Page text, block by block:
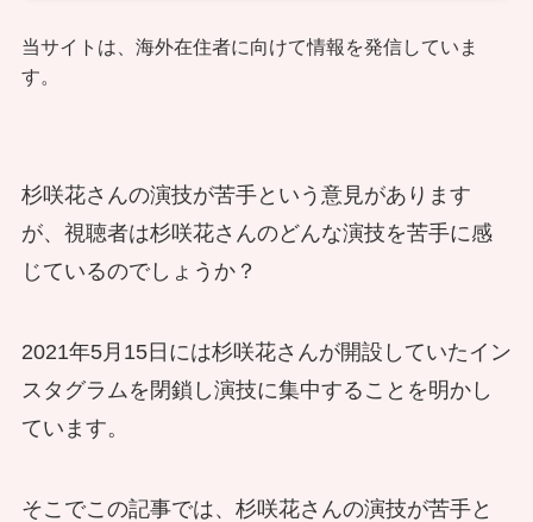
当サイトは、海外在住者に向けて情報を発信していま
す。
杉咲花さんの演技が苦手という意見があります
が、視聴者は杉咲花さんのどんな演技を苦手に感
じているのでしょうか？
2021年5月15日には杉咲花さんが開設していたイン
スタグラムを閉鎖し演技に集中することを明かし
ています。
そこでこの記事では、杉咲花さんの演技が苦手と